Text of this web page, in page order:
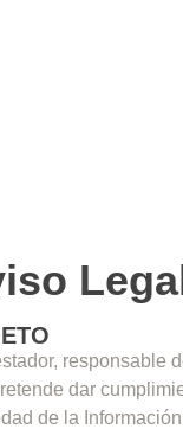
responsable
dar
de la